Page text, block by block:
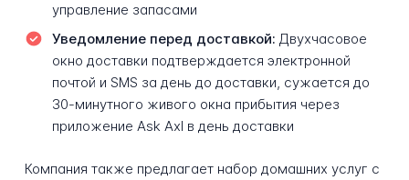
управление запасами
Уведомление перед доставкой: Двухчасовое
окно доставки подтверждается электронной
почтой и SMS за день до доставки, сужается до
30-минутного живого окна прибытия через
приложение Ask Axl в день доставки
Компания также предлагает набор домашних услуг с